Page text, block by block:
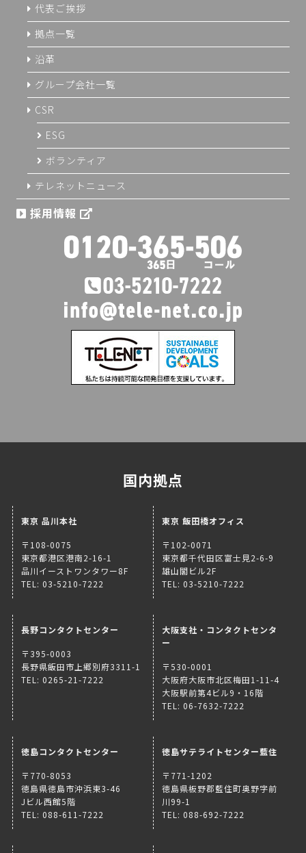
代表ご挨拶
拠点一覧
沿革
グループ会社一覧
CSR
ESG
ボランティア
テレネットニュース
採用情報
国内拠点
東京 品川本社
〒108-0075
東京都港区港南2-16-1
品川イーストワンタワー8F
TEL: 03-5210-7222
東京 飯田橋オフィス
〒102-0071
東京都千代田区富士見2-6-9
雄山閣ビル2F
TEL: 03-5210-7222
長野コンタクトセンター
〒395-0003
長野県飯田市上郷別府3311-1
TEL: 0265-21-7222
大阪支社・コンタクトセンタ
ー
〒530-0001
大阪府大阪市北区梅田1-11-4
大阪駅前第4ビル9・16階
TEL: 06-7632-7222
徳島コンタクトセンター
〒770-8053
徳島県徳島市沖浜東3-46
Jビル西館5階
TEL: 088-611-7222
徳島サテライトセンター藍住
〒771-1202
徳島県板野郡藍住町奥野字前
川99-1
TEL: 088-692-7222